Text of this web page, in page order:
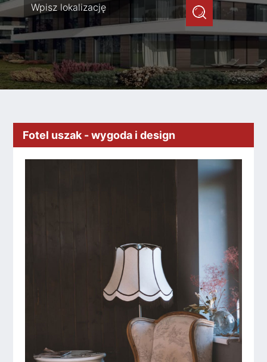
Fotel uszak - wygoda i design